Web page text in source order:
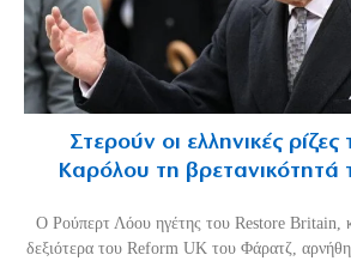
Στερούν οι ελληνικές ρίζες
Καρόλου τη βρετανικότητά
O Ρούπερτ Λόου ηγέτης του Restore Britain,
δεξιότερα του Reform UK του Φάρατζ,